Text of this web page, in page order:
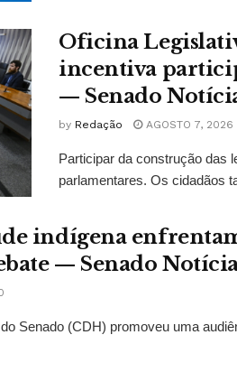
Oficina
incentiva
— Senado
by Redação AGOSTO 7, 2026
Participar da construção das
parlamentares. Os cidadãos
indígena
— Senado
Senado (CDH) promoveu uma